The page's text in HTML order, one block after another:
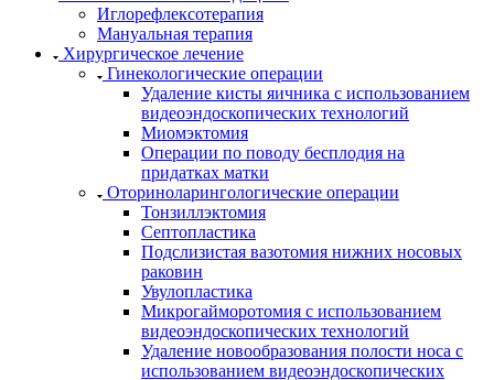
Иглорефлексотерапия
Мануальная терапия
Хирургическое лечение
Гинекологические операции
Удаление кисты яичника с использованием
видеоэндоскопических технологий
Миомэктомия
Операции по поводу бесплодия на
придатках матки
Оториноларингологические операции
Тонзиллэктомия
Септопластика
Подслизистая вазотомия нижних носовых
раковин
Увулопластика
Микрогайморотомия с использованием
видеоэндоскопических технологий
Удаление новообразования полости носа с
использованием видеоэндоскопических